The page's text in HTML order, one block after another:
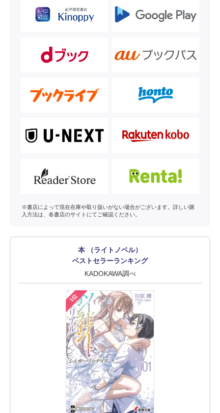
※書店によって現在在庫や取り扱いがない場合がございます。詳しい購
入方法は、各書店のサイトにてご確認ください。
本 （ライトノベル）
ベストセラーランキング
KADOKAWA調べ
1位